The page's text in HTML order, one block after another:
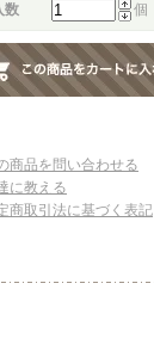
数 個
商品を問い合わせる
に教える
商取引法に基づく表記